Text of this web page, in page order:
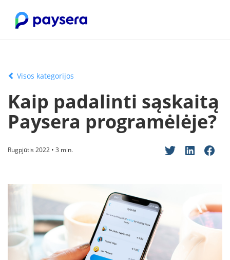
Visos kategorijos
Kaip padalinti sąskaitą
Paysera programėlėje?
Rugpjūtis 2022 • 3 min.